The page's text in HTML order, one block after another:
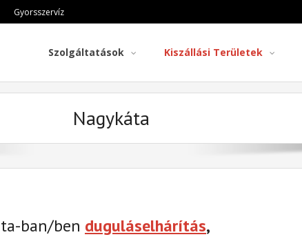
Gyorsszervíz
Szolgáltatások Kiszállási Területek
Nagykáta
ban/ben duguláselhárítás,